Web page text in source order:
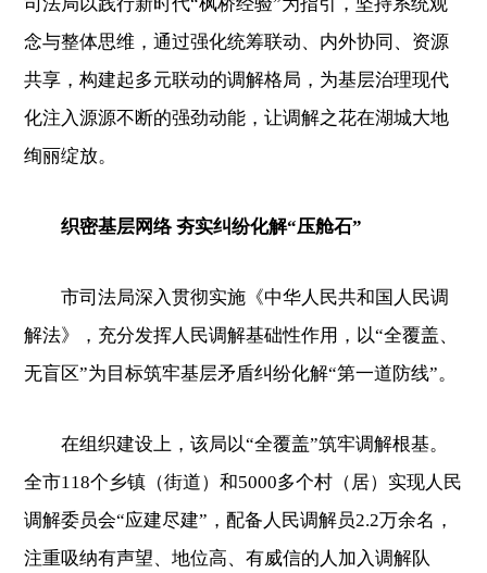
念与整体思维，通过强化统筹联动、内外协同、资源
共享，构建起多元联动的调解格局，为基层治理现代
化注入源源不断的强劲动能，让调解之花在湖城大地
绚丽绽放。
织密基层网络 夯实纠纷化解“压舱石”
市司法局深入贯彻实施《中华人民共和国人民调
解法》，充分发挥人民调解基础性作用，以“全覆盖、
无盲区”为目标筑牢基层矛盾纠纷化解“第一道防线”。
在组织建设上，该局以“全覆盖”筑牢调解根基。
全市118个乡镇（街道）和5000多个村（居）实现人民
调解委员会“应建尽建”，配备人民调解员2.2万余名，
注重吸纳有声望、地位高、有威信的人加入调解队